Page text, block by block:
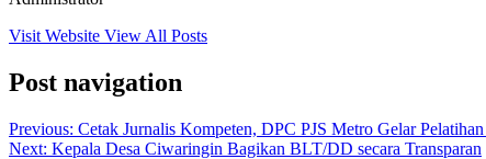
Visit Website View All Posts
Post navigation
Previous: Cetak Jurnalis Kompeten, DPC PJS Metro Gelar
Next: Kepala Desa Ciwaringin Bagikan BLT/DD secara Transparan